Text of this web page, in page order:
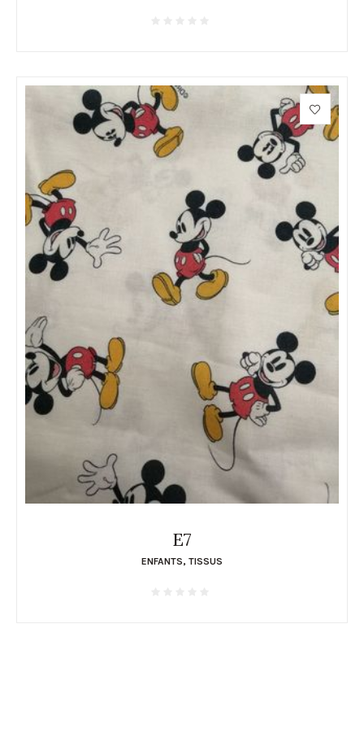
E7
ENFANTS, TISSUS